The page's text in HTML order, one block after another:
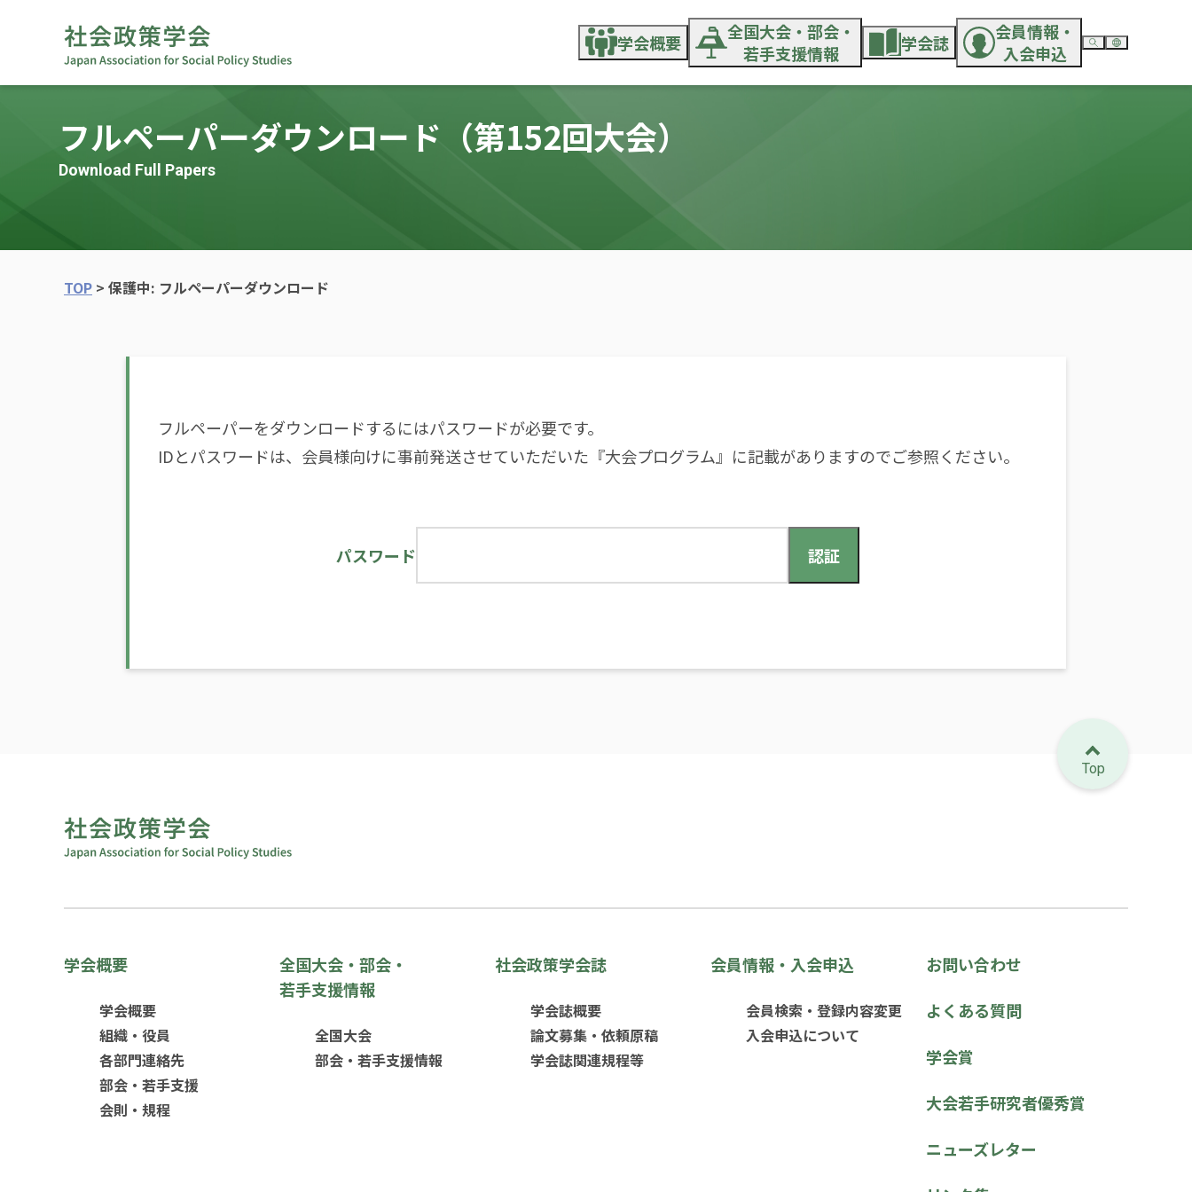
学会概要
組織・役員
各部門連絡先
全国大会・部会・
若手支援情報
学会誌
会員情報・
入会申込
フルペーパーダウンロード（第152回大会）
Download Full Papers
TOP > 保護中: フルペーパーダウンロード
フルペーパーをダウンロードするにはパスワードが必要です。
IDとパスワードは、会員様向けに事前発送させていただいた『大会プログラム』に記載がありますのでご参照ください。
パスワード
学会概要
学会概要
組織・役員
各部門連絡先
部会・若手支援
会則・規程
全国大会・部会・
若手支援情報
全国大会
部会・若手支援情報
社会政策学会誌
学会誌概要
論文募集・依頼原稿
学会誌関連規程等
会員情報・入会申込
会員検索・登録内容変更
入会申込について
お問い合わせ
よくある質問
学会賞
大会若手研究者優秀賞
ニューズレター
Top